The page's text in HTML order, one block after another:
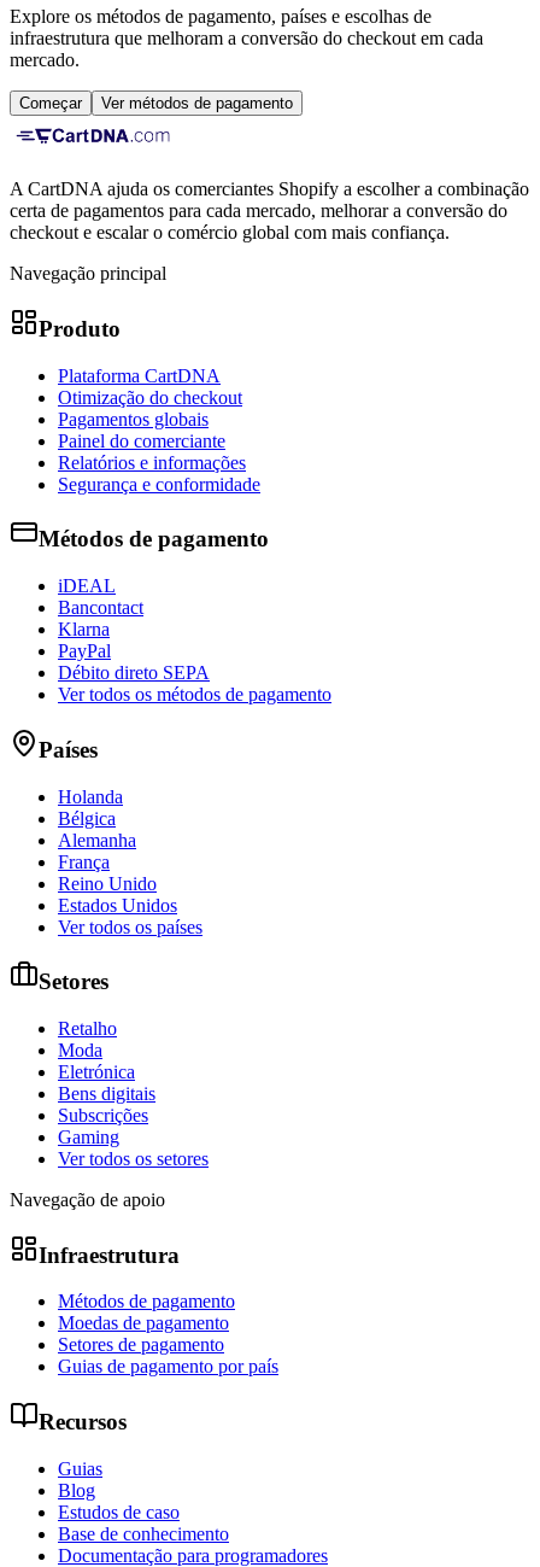
Explore os métodos de pagamento, países e escolhas de
infraestrutura que melhoram a conversão do checkout em cada
mercado.
Começar Ver métodos de pagamento
A CartDNA ajuda os comerciantes Shopify a escolher a combinação
certa de pagamentos para cada mercado, melhorar a conversão do
checkout e escalar o comércio global com mais confiança.
Navegação principal
Produto
Plataforma CartDNA
Otimização do checkout
Pagamentos globais
Painel do comerciante
Relatórios e informações
Segurança e conformidade
Métodos de pagamento
iDEAL
Bancontact
Klarna
PayPal
Débito direto SEPA
Ver todos os métodos de pagamento
Países
Holanda
Bélgica
Alemanha
França
Reino Unido
Estados Unidos
Ver todos os países
Setores
Retalho
Moda
Eletrónica
Bens digitais
Subscrições
Gaming
Ver todos os setores
Navegação de apoio
Infraestrutura
Métodos de pagamento
Moedas de pagamento
Setores de pagamento
Guias de pagamento por país
Recursos
Guias
Blog
Estudos de caso
Base de conhecimento
Documentação para programadores